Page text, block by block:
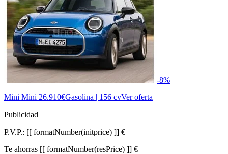
-8%
Mini Mini 26.910€Gasolina | 156 cvVer oferta
Publicidad
P.V.P.: [[ formatNumber(initprice) ]] €
Te ahorras [[ formatNumber(resPrice) ]] €